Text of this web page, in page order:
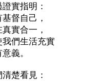
實指明：
督自己，
實合一，
我們生活充實
義。
楚看見：